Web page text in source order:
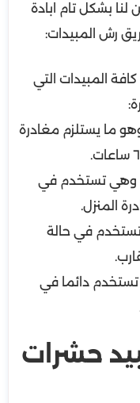
بشكل تام ابادة
رش المبيدات:
المبيدات التي
ما يستلزم مغادرة
وهي تستخدم في
المنزل.
في حالة
دائما في
حشرات